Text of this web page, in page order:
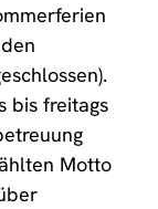
bis freitags
Motto